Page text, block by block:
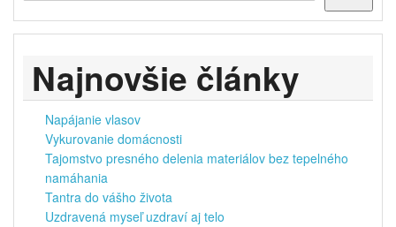
Najnovšie články
Napájanie vlasov
Vykurovanie domácnosti
Tajomstvo presného delenia materiálov bez tepelného
namáhania
Tantra do vášho života
Uzdravená myseľ uzdraví aj telo